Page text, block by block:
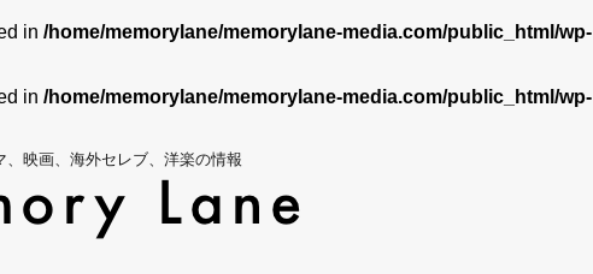
in /home/memorylane/memorylane-media.com/public_html/wp-
in /home/memorylane/memorylane-media.com/public_html/wp-
、映画、海外セレブ、洋楽の情報